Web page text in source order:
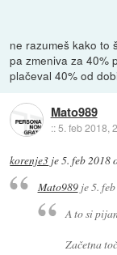
ne razumeš kako to
pa zmeniva za 40%
plačeval 40% od
Mato989
::5. feb 2018,
korenje3 je5. feb 2018
Mato989je5.
A to si
Začetna